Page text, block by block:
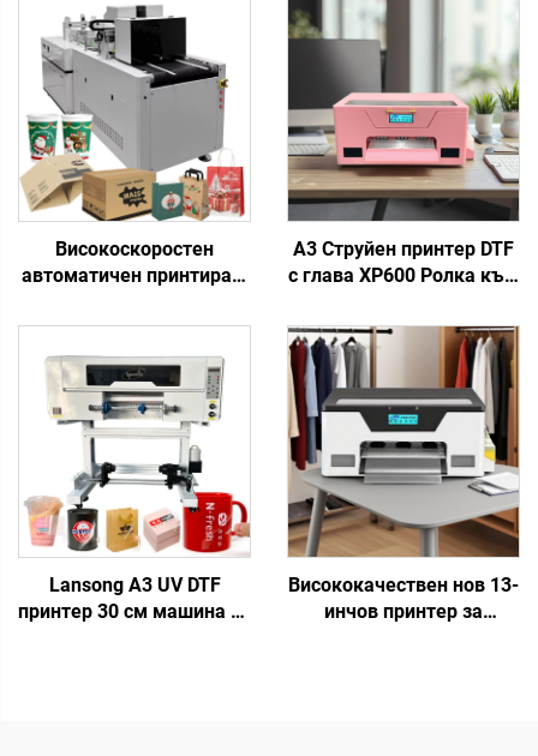
Високоскоростен
автоматичен принтиращ
гофрирана хартия,
картон, кутии за пица,
тоалетна хартия, крафт
хартия
A3 Струйен принтер DTF
с глава XP600 Ролка към
върху тениски DIY
Розови комплекти DTF за
термопренос върху
дрехи
Lansong A3 UV DTF
принтер 30 см машина за
Висококачествен нов 13-
инчов принтер за